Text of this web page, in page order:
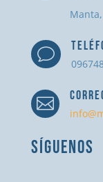
v

SÍGUENOS